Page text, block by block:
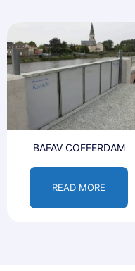
BAFAV COFFERDAM
READ MORE